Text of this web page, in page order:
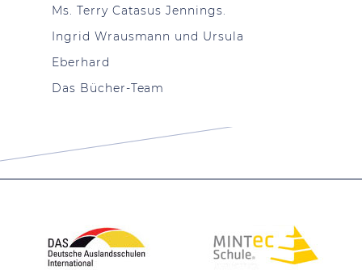
Ms. Terry Catasus Jennings.
Ingrid Wrausmann und Ursula
Eberhard
Das Bücher-Team